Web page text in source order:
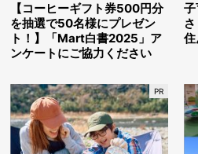
【コーヒーギフト券500円分
を抽選で50名様にプレゼン
ト！】「Mart白書2025」ア
ンケートにご協力ください
住